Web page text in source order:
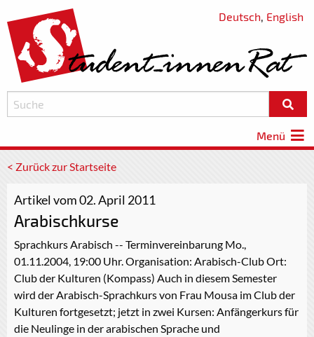
Deutsch, English
Menü
< Zurück zur Startseite
Artikel vom 02. April 2011
Arabischkurse
Sprachkurs Arabisch -- Terminvereinbarung Mo.,
01.11.2004, 19:00 Uhr. Organisation: Arabisch-Club Ort:
Club der Kulturen (Kompass) Auch in diesem Semester
wird der Arabisch-Sprachkurs von Frau Mousa im Club der
Kulturen fortgesetzt; jetzt in zwei Kursen: Anfängerkurs für
die Neulinge in der arabischen Sprache und